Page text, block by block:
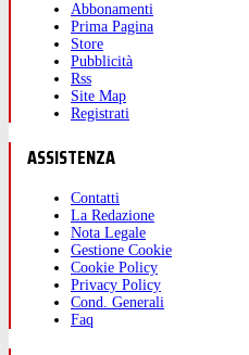
Abbonamenti
Prima Pagina
Store
Pubblicità
Rss
Site Map
Registrati
ASSISTENZA
Contatti
La Redazione
Nota Legale
Gestione Cookie
Cookie Policy
Privacy Policy
Cond. Generali
Faq